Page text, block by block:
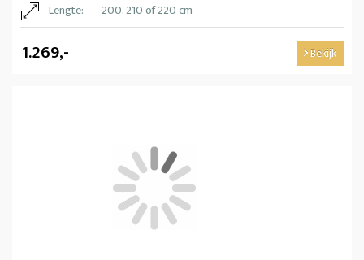
Lengte:
200, 210 of 220 cm
1.269,- Bekijk